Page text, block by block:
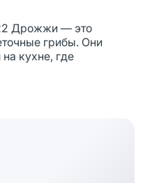
Дрожжи — это
грибы. Они
кухне, где